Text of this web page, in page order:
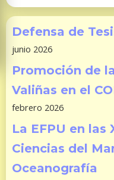
Defensa de
junio 2026
Promoción de
Valiñas en el
febrero 2026
La EFPU en las
Ciencias del
Oceanografía